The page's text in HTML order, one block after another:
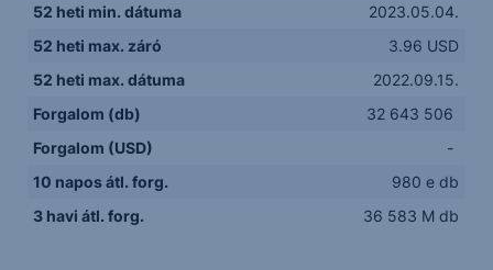
52 heti min. dátuma
2023.05.04.
52 heti max. záró
3.96 USD
52 heti max. dátuma
2022.09.15.
Forgalom (db)
32 643 506
Forgalom (USD)
-
10 napos átl. forg.
980 e db
3 havi átl. forg.
36 583 M db